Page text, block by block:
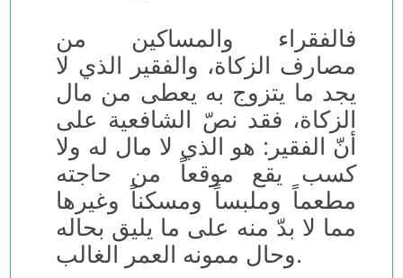
فالفقراء والمساكين من
مصارف الزكاة، والفقير الذي لا
يجد ما يتزوج به يعطى من مال
الزكاة، فقد نصّ الشافعية على
أنّ الفقير: هو الذي لا مال له ولا
كسب يقع موقعاً من حاجته
مطعماً وملبساً ومسكناً وغيرها
مما لا بدّ منه على ما يليق بحاله
وحال ممونه العمر الغالب.